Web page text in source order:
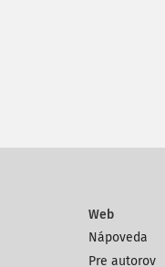
Web
Nápoveda
Pre autorov